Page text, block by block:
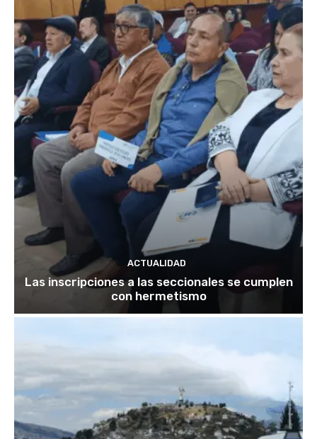
ACTUALIDAD
Las inscripciones a las seccionales se cumplen
con hermetismo